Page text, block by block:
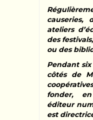
causeries,
ateliers
des
ou des
Pendant
côtés de
fonder,
éditeur
est